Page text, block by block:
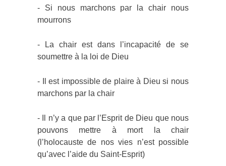
- Si nous marchons par la chair nous
mourrons
- La chair est dans l’incapacité de se
soumettre à la loi de Dieu
- Il est impossible de plaire à Dieu si nous
marchons par la chair
- Il n’y a que par l’Esprit de Dieu que nous
pouvons mettre à mort la chair
(l’holocauste de nos vies n’est possible
qu’avec l’aide du Saint-Esprit)